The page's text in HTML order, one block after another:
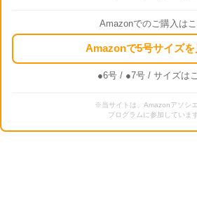
Amazonでのご購入は
Amazonで5号サイズを
●6号/ ●7号/ サイズは
※当サイトは、Amazonアソシエ
プログラムに参加しています